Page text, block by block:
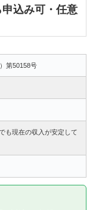
込み可・任意
第50158号
も現在の収入が安定して